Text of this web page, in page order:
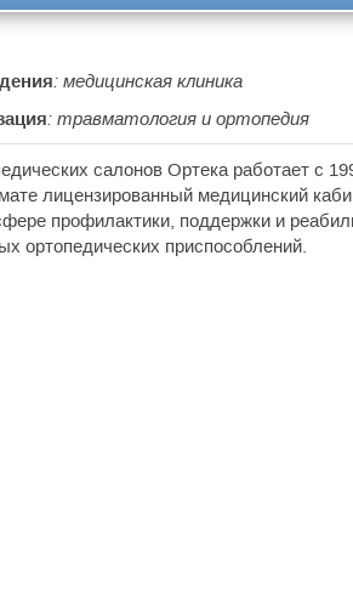
: медицинская клиника
: травматология и ортопедия
салонов Ортека работает с
лицензированный медицинский
профилактики, поддержки и
ортопедических приспособлений.